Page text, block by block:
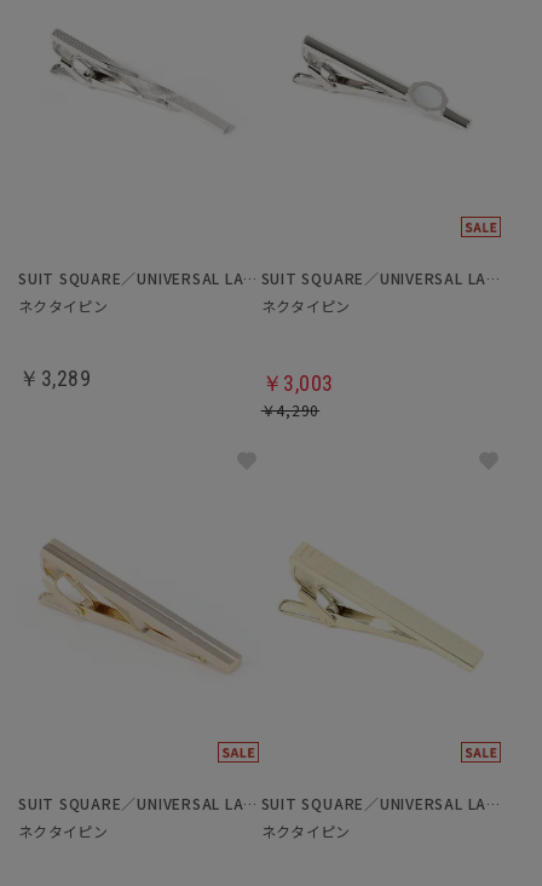
SUIT SQUARE／UNIVERSAL LANGUAGE
ネクタイピン
￥3,289
SUIT SQUARE／UNIVERSAL LANGUAGE
ネクタイピン
￥3,003
￥4,290
SUIT SQUARE／UNIVERSAL LANGUAGE
ネクタイピン
SUIT SQUARE／UNIVERSAL LANGUAGE
ネクタイピン